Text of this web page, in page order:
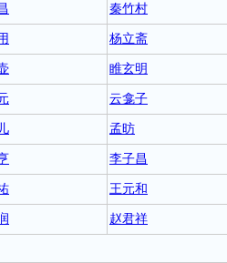
秦竹村
杨立斋
睢玄明
云龛子
孟昉
李子昌
王元和
赵君祥